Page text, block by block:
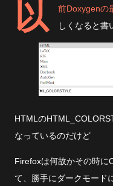
以
前Doxygenの
しくなると書
HTMLの
なっているのだけど
Firefoxは何故かその時に
て、勝手にダークモード